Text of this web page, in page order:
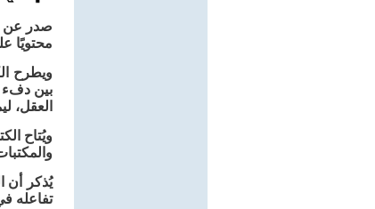
محتويًا
ويطرح
بين دفء
العقل،
يُذكر أن
تفاعله